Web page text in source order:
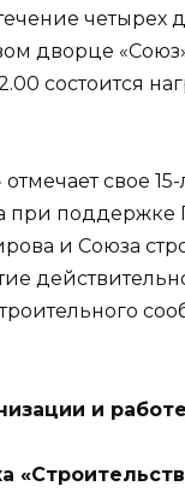
четырех
дворце «Союз»
состоится
свое
при поддержке
и Союза
и